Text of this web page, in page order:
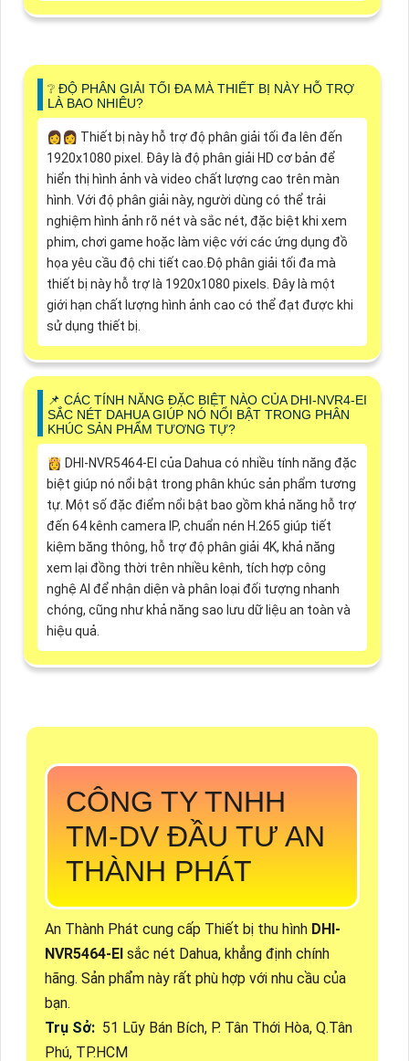
❔ ĐỘ PHÂN GIẢI TỐI ĐA MÀ THIẾT BỊ NÀY HỖ TRỢ
LÀ BAO NHIÊU?
️👩‍👩 Thiết bị này hỗ trợ độ phân giải tối đa lên đến
1920x1080 pixel. Đây là độ phân giải HD cơ bản để
hiển thị hình ảnh và video chất lượng cao trên màn
hình. Với độ phân giải này, người dùng có thể trải
nghiệm hình ảnh rõ nét và sắc nét, đặc biệt khi xem
phim, chơi game hoặc làm việc với các ứng dụng đồ
họa yêu cầu độ chi tiết cao.Độ phân giải tối đa mà
thiết bị này hỗ trợ là 1920x1080 pixels. Đây là một
giới hạn chất lượng hình ảnh cao có thể đạt được khi
sử dụng thiết bị.
📌 CÁC TÍNH NĂNG ĐẶC BIỆT NÀO CỦA DHI-NVR4-EI
SẮC NÉT DAHUA GIÚP NÓ NỔI BẬT TRONG PHÂN
KHÚC SẢN PHẨM TƯƠNG TỰ?
👸 DHI-NVR5464-EI của Dahua có nhiều tính năng đặc
biệt giúp nó nổi bật trong phân khúc sản phẩm tương
tự. Một số đặc điểm nổi bật bao gồm khả năng hỗ trợ
đến 64 kênh camera IP, chuẩn nén H.265 giúp tiết
kiệm băng thông, hỗ trợ độ phân giải 4K, khả năng
xem lại đồng thời trên nhiều kênh, tích hợp công
nghệ AI để nhận diện và phân loại đối tượng nhanh
chóng, cũng như khả năng sao lưu dữ liệu an toàn và
hiệu quả.
CÔNG TY TNHH
TM-DV ĐẦU TƯ AN
THÀNH PHÁT
An Thành Phát cung cấp Thiết bị thu hình DHI-
NVR5464-EI sắc nét Dahua, khẳng định chính
hãng. Sản phẩm này rất phù hợp với nhu cầu của
bạn.
Trụ Sở: 51 Lũy Bán Bích, P. Tân Thới Hòa, Q.Tân
Phú, TP.HCM